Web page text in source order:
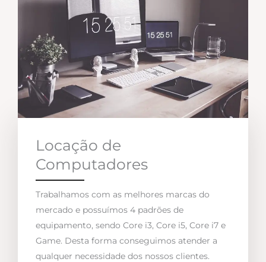
Locação de
Computadores
Trabalhamos com as melhores marcas do
mercado e possuímos 4 padrões de
equipamento, sendo Core i3, Core i5, Core i7 e
Game. Desta forma conseguimos atender a
qualquer necessidade dos nossos clientes.